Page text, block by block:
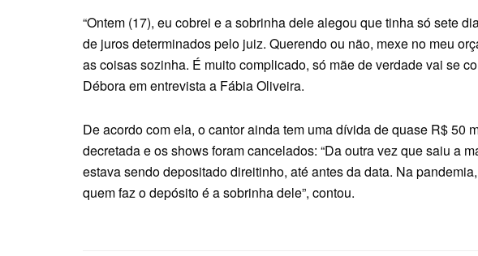
“Ontem (17), eu cobrei e a sobrinha dele alegou que tinha só sete
de juros determinados pelo juiz. Querendo ou não, mexe no meu
as coisas sozinha. É muito complicado, só mãe de verdade vai se
Débora em entrevista a Fábia Oliveira.
De acordo com ela, o cantor ainda tem uma dívida de quase R$ 50
decretada e os shows foram cancelados: “Da outra vez que saiu a
estava sendo depositado direitinho, até antes da data. Na
quem faz o depósito é a sobrinha dele”, contou.